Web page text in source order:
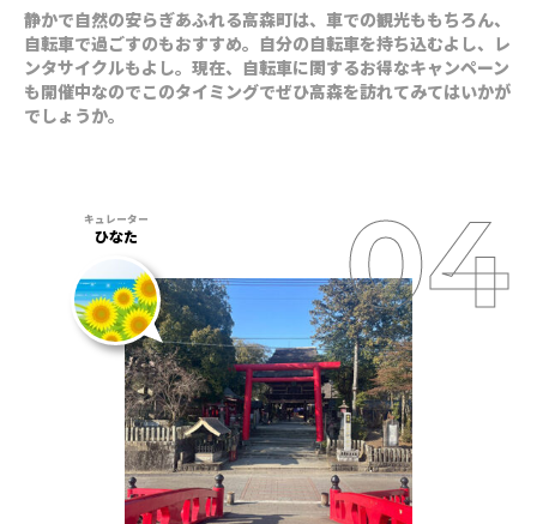
静かで自然の安らぎあふれる高森町は、車での観光ももちろん、
自転車で過ごすのもおすすめ。自分の自転車を持ち込むよし、レ
ンタサイクルもよし。現在、自転車に関するお得なキャンペーン
も開催中なのでこのタイミングでぜひ高森を訪れてみてはいかが
でしょうか。
ひなた